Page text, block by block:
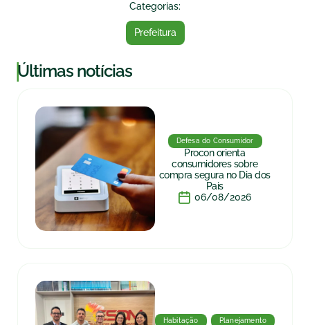
Categorias:
Prefeitura
|Últimas notícias
Defesa do Consumidor
Procon orienta
consumidores sobre
compra segura no Dia dos
Pais
06/08/2026
Habitação Planejamento